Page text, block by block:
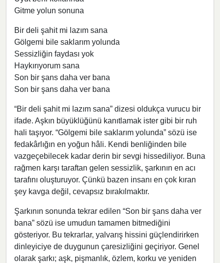
Gitme yolun sonuna
Bir deli şahit mi lazım sana
Gölgemi bile saklarım yolunda
Sessizliğin faydası yok
Haykırıyorum sana
Son bir şans daha ver bana
Son bir şans daha ver bana
“Bir deli şahit mi lazım sana” dizesi oldukça vurucu bir
ifade. Aşkın büyüklüğünü kanıtlamak ister gibi bir ruh
hali taşıyor. “Gölgemi bile saklarım yolunda” sözü ise
fedakârlığın en yoğun hâli. Kendi benliğinden bile
vazgeçebilecek kadar derin bir sevgi hissediliyor. Buna
rağmen karşı taraftan gelen sessizlik, şarkının en acı
tarafını oluşturuyor. Çünkü bazen insanı en çok kıran
şey kavga değil, cevapsız bırakılmaktır.
Şarkının sonunda tekrar edilen “Son bir şans daha ver
bana” sözü ise umudun tamamen bitmediğini
gösteriyor. Bu tekrarlar, yalvarış hissini güçlendirirken
dinleyiciye de duygunun çaresizliğini geçiriyor. Genel
olarak şarkı; aşk, pişmanlık, özlem, korku ve yeniden